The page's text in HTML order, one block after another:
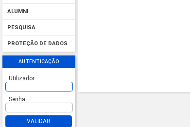
ALUMNI
PESQUISA
PROTEÇÃO DE DADOS
AUTENTICAÇÃO
Utilizador
Senha
VALIDAR